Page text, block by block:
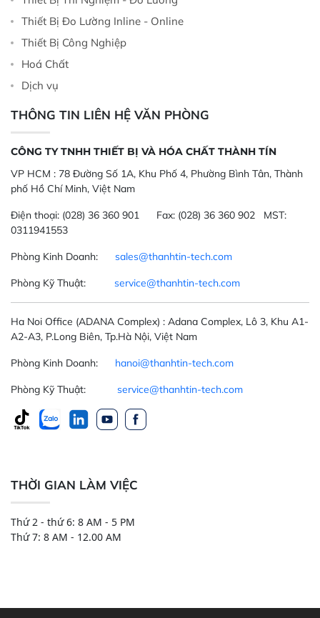
Thiết Bị Đo Lường Inline - Online
Thiết Bị Công Nghiệp
Hoá Chất
Dịch vụ
THÔNG TIN LIÊN HỆ VĂN PHÒNG
CÔNG TY TNHH THIẾT BỊ VÀ HÓA CHẤT THÀNH TÍN
VP HCM : 78 Đường Số 1A, Khu Phố 4, Phường Bình Tân, Thành
phố Hồ Chí Minh, Việt Nam
Điện thoại: (028) 36 360 901 Fax: (028) 36 360 902 MST:
0311941553
Phòng Kinh Doanh: sales@thanhtin-tech.com
Phòng Kỹ Thuật: service@thanhtin-tech.com
Ha Noi Office (ADANA Complex) : Adana Complex, Lô 3, Khu A1-
A2-A3, P.Long Biên, Tp.Hà Nội, Việt Nam
Phòng Kinh Doanh: hanoi@thanhtin-tech.com
Phòng Kỹ Thuật: service@thanhtin-tech.com
THỜI GIAN LÀM VIỆC
Thứ 2 - thứ 6: 8 AM - 5 PM
Thứ 7: 8 AM - 12.00 AM